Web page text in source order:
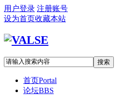
用户登录 注册账号
设为首页收藏本站
搜索
首页Portal
论坛BBS